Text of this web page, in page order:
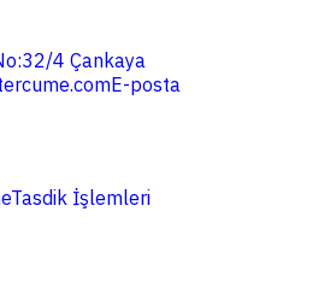
4 Çankaya
E-posta
Tasdik İşlemleri